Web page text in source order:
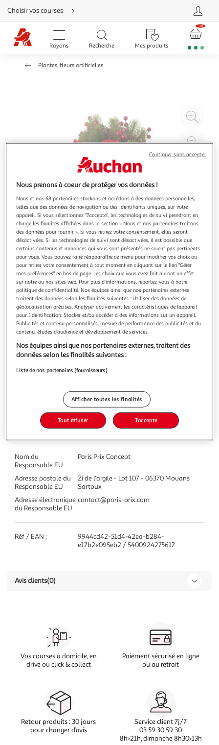
Aller
directement
au
contenu
Aller
directement
Aller
Choisir vos courses
Rayons Recherche Mes produits
Plantes, fleurs artificielles
à
J-LINE
Bouquet de fleurs artificielles roses 28cm rouge & vert
Informations Techniques : Dimensions : D. 23 x H. 28 cm
Matière : Plastique Spécificités : Tendance & Chic Bouquet
de Fleurs Artificielles Forme Ronde Mélange de Roses,
Baies & Branches de Pin Poids : 0,151 kg Couleur : Rouge &
Vert
En savoir +
Vous voulez connaître le prix de ce produit ?
Afficher le prix
Caractéristiques
Nom du
Responsable EU
Paris Prix Concept
Adresse postale du
Responsable EU
Zi de l'argile - Lot 107 - 06370 Mouans
Sartoux
Adresse électronique
du Responsable EU
contact@paris-prix.com
Réf / EAN :
9944cd42-51d4-42ea-b284-
e17b2e095eb2 / 5400924275617
Avis clients(0)
Vos courses à domicile, en
drive ou click & collect
Paiement sécurisé en ligne
ou au retrait
Retour produits : 30 jours
pour changer d’avis
Service client 7j/7
03 59 30 59 30
8h>21h, dimanche 8h30>13h
Nous prenons à coeur de protéger vos données !
Nous et nos 68 partenaires stockons et accédons à des données personnelles,
telles que des données de navigation ou des identifiants uniques, sur votre
appareil. Si vous sélectionnez "J'accepte", les technologies de suivi prendront en
charge les finalités affichées dans la section « Nous et nos partenaires traitons
des données pour fournir ». Si vous retirez votre consentement, elles seront
désactivées. Si les technologies de suivi sont désactivées, il est possible que
certains contenus et annonces qui vous sont présentés ne soient pas pertinents
pour vous. Vous pouvez faire réapparaître ce menu pour modifier vos choix ou
pour retirer votre consentement à tout moment en cliquant sur le lien "Gérer
mes préférences" en bas de page. Les choix que vous avez fait auront un effet
sur notre ou nos sites web. Pour plus d’informations, reportez-vous à notre
politique de confidentialité. Nos équipes ainsi que nos partenaires externes
traitent des données selon les finalités suivantes : Utiliser des données de
géolocalisation précises. Analyser activement les caractéristiques de l’appareil
pour l’identification. Stocker et/ou accéder à des informations sur un appareil.
Publicités et contenu personnalisés, mesure de performance des publicités et du
contenu, études d’audience et développement de services.
Nos équipes ainsi que nos partenaires externes, traitent des
données selon les finalités suivantes :
Liste de nos partenaires (fournisseurs)
Afficher toutes les finalités
Tout refuser J'accepte
Continuer sans accepter